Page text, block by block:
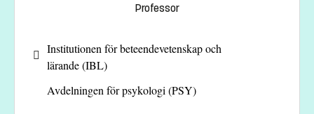
Professor
Institutionen för beteendevetenskap och
lärande (IBL)
Avdelningen för psykologi (PSY)